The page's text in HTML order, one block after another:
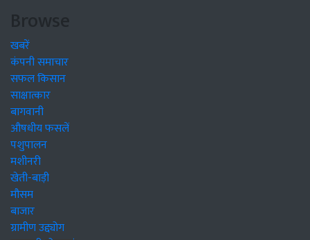
Browse
खबरें
कंपनी समाचार
सफल किसान
साक्षात्कार
बागवानी
औषधीय फसलें
पशुपालन
मशीनरी
खेती-बाड़ी
मौसम
बाजार
ग्रामीण उद्द्योग